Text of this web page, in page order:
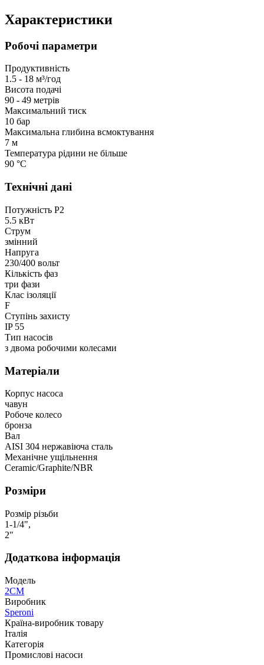
Характеристики
Робочі параметри
Продуктивність
1.5 - 18 м³/год
Висота подачі
90 - 49 метрів
Максимальний тиск
10 бар
Максимальна глибина всмоктування
7 м
Температура рідини не більше
90 °С
Технічні дані
Потужність P2
5.5 кВт
Струм
змінний
Напруга
230/400 вольт
Кількість фаз
три фази
Клас ізоляції
F
Ступінь захисту
IP 55
Тип насосів
з двома робочими колесами
Матеріали
Корпус насоса
чавун
Робоче колесо
бронза
Вал
AISI 304 нержавіюча сталь
Механічне ущільнення
Ceramic/Graphite/NBR
Розміри
Розмір різьби
1-1/4",
2"
Додаткова інформація
Модель
2CM
Виробник
Speroni
Країна-виробник товару
Італія
Категорія
Промислові насоси